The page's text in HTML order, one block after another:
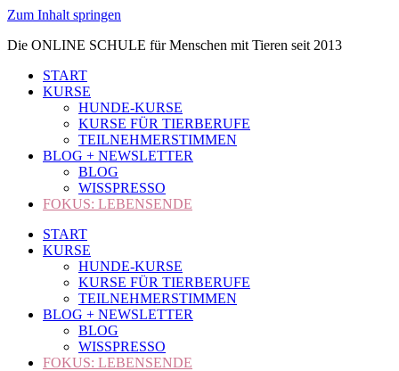
Zum Inhalt springen
Die ONLINE SCHULE für Menschen mit Tieren seit 2013
START
KURSE
HUNDE-KURSE
KURSE FÜR TIERBERUFE
TEILNEHMERSTIMMEN
BLOG + NEWSLETTER
BLOG
WISSPRESSO
FOKUS: LEBENSENDE
START
KURSE
HUNDE-KURSE
KURSE FÜR TIERBERUFE
TEILNEHMERSTIMMEN
BLOG + NEWSLETTER
BLOG
WISSPRESSO
FOKUS: LEBENSENDE